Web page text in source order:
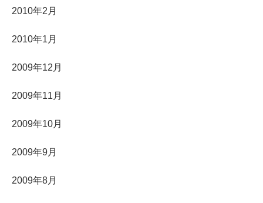
2010年2月
2010年1月
2009年12月
2009年11月
2009年10月
2009年9月
2009年8月